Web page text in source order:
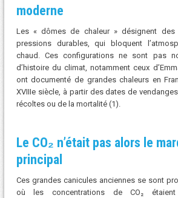
moderne
Les « dômes de chaleur » désignent des
pressions durables, qui bloquent
chaud. Ces configurations ne sont pas
d’histoire du climat, notamment ceux
ont documenté de grandes chaleurs en
XVIIIe siècle, à partir des dates de
récoltes ou de la mortalité (1).
Le CO₂ n’était pas alors le
principal
Ces grandes canicules anciennes se sont
où les concentrations de CO₂